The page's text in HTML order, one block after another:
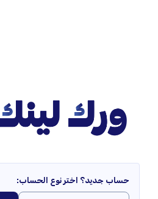
حساب جديد؟ اختر نوع الحساب: